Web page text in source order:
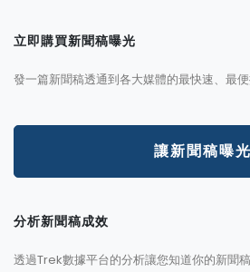
立即購買新聞稿曝光
發一篇新聞稿透通到各大媒體的最快速、最便
讓新聞稿曝光
分析新聞稿成效
透過Trek數據平台的分析讓您知道你的新聞